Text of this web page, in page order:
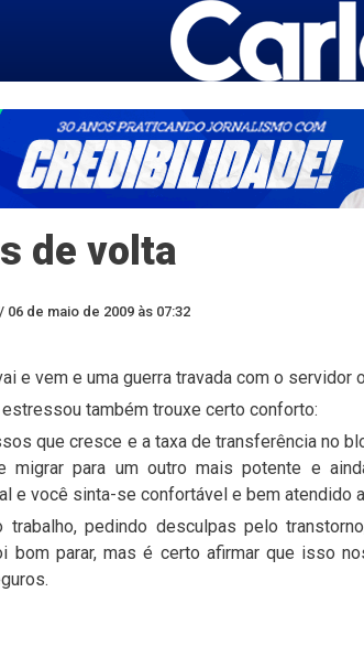
de volta
06 de maio de 2009 às 07:32
e vem e uma guerra travada com o servidor
também trouxe certo conforto:
que cresce e a taxa de transferência no
migrar para um outro mais potente e
e você sinta-se confortável e bem atendido
trabalho, pedindo desculpas pelo
bom parar, mas é certo afirmar que isso